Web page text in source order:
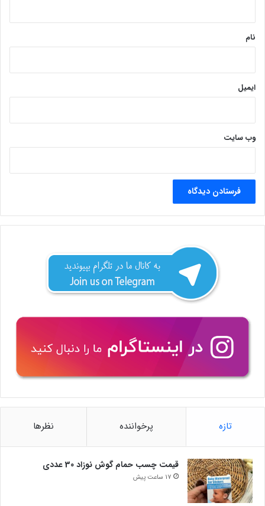
نام
ایمیل
وب‌ سایت
تازه پرخواننده نظرها
قیمت چسب حمام گوش نوزاد 30 عددی
17 ساعت پیش